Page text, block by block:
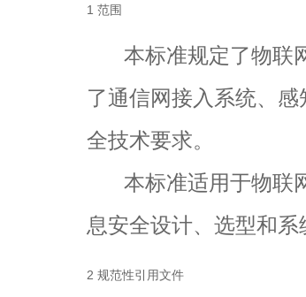
1 范围
本标准规定了物联
了通信网接入系统、
全技术要求。
本标准适用于物联
息安全设计、选型和系
2 规范性引用文件